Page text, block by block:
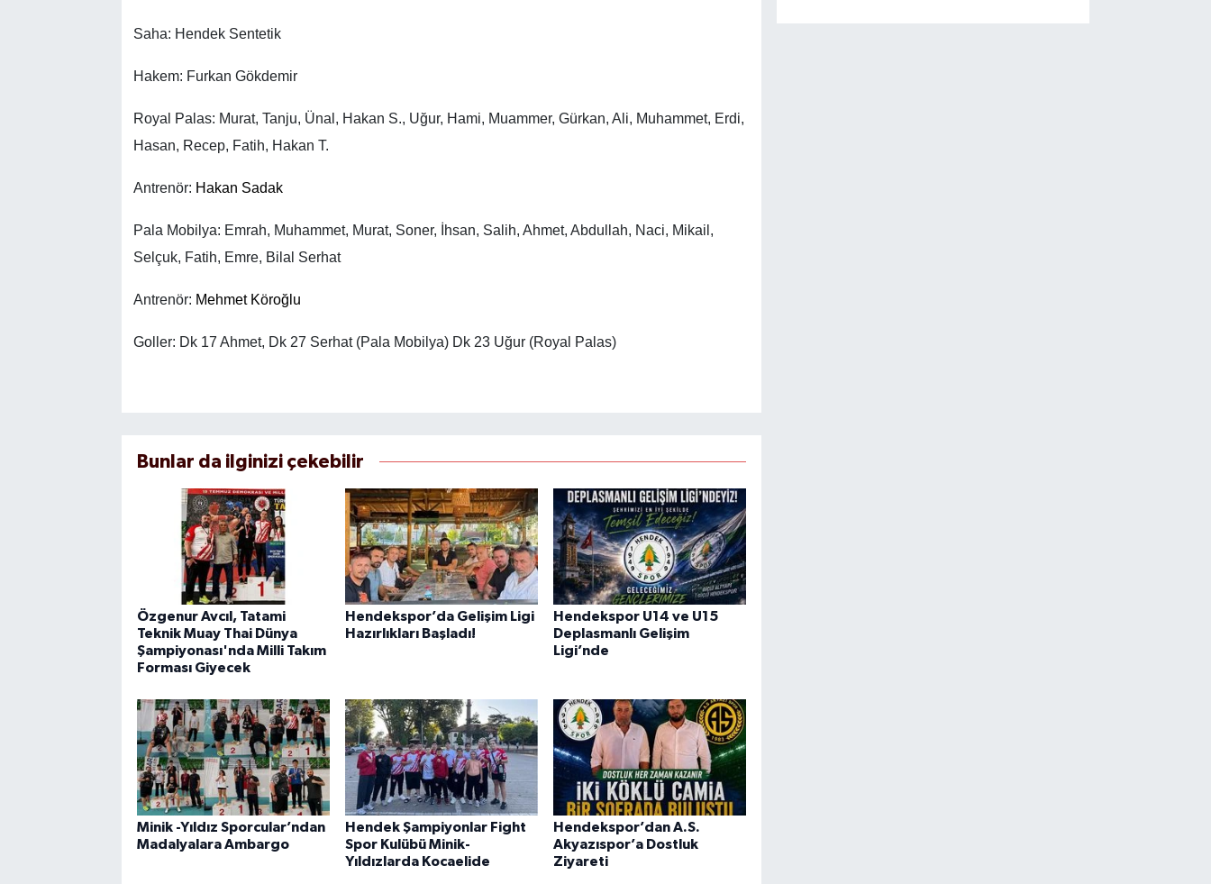
Saha: Hendek Sentetik
Hakem: Furkan Gökdemir
Royal Palas: Murat, Tanju, Ünal, Hakan S., Uğur, Hami, Muammer, Gürkan, Ali, Muhammet, Erdi,
Hasan, Recep, Fatih, Hakan T.
Antrenör: Hakan Sadak
Pala Mobilya: Emrah, Muhammet, Murat, Soner, İhsan, Salih, Ahmet, Abdullah, Naci, Mikail,
Selçuk, Fatih, Emre, Bilal Serhat
Antrenör: Mehmet Köroğlu
Goller: Dk 17 Ahmet, Dk 27 Serhat (Pala Mobilya) Dk 23 Uğur (Royal Palas)
Bunlar da ilginizi çekebilir
Özgenur Avcıl, Tatami
Teknik Muay Thai Dünya
Şampiyonası'nda Milli Takım
Forması Giyecek
Hendekspor’da Gelişim Ligi
Hazırlıkları Başladı!
Hendekspor U14 ve U15
Deplasmanlı Gelişim
Ligi’nde
Minik -Yıldız Sporcular’ndan
Madalyalara Ambargo
Hendek Şampiyonlar Fight
Spor Kulübü Minik-
Yıldızlarda Kocaelide
Hendekspor’dan A.S.
Akyazıspor’a Dostluk
Ziyareti